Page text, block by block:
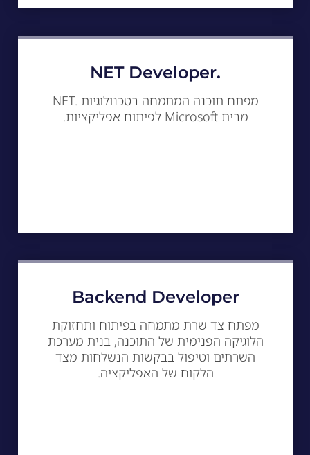
.NET Developer
מפתח תוכנה המתמחה בטכנולוגיות .NET
מבית Microsoft לפיתוח אפליקציות.
Backend Developer
מפתח צד שרת מתמחה בפיתוח ותחזוקת
הלוגיקה הפנימית של התוכנה, בנית מערכת
השרתים וטיפול בבקשות הנשלחות מצד
הלקוח של האפליקציה.